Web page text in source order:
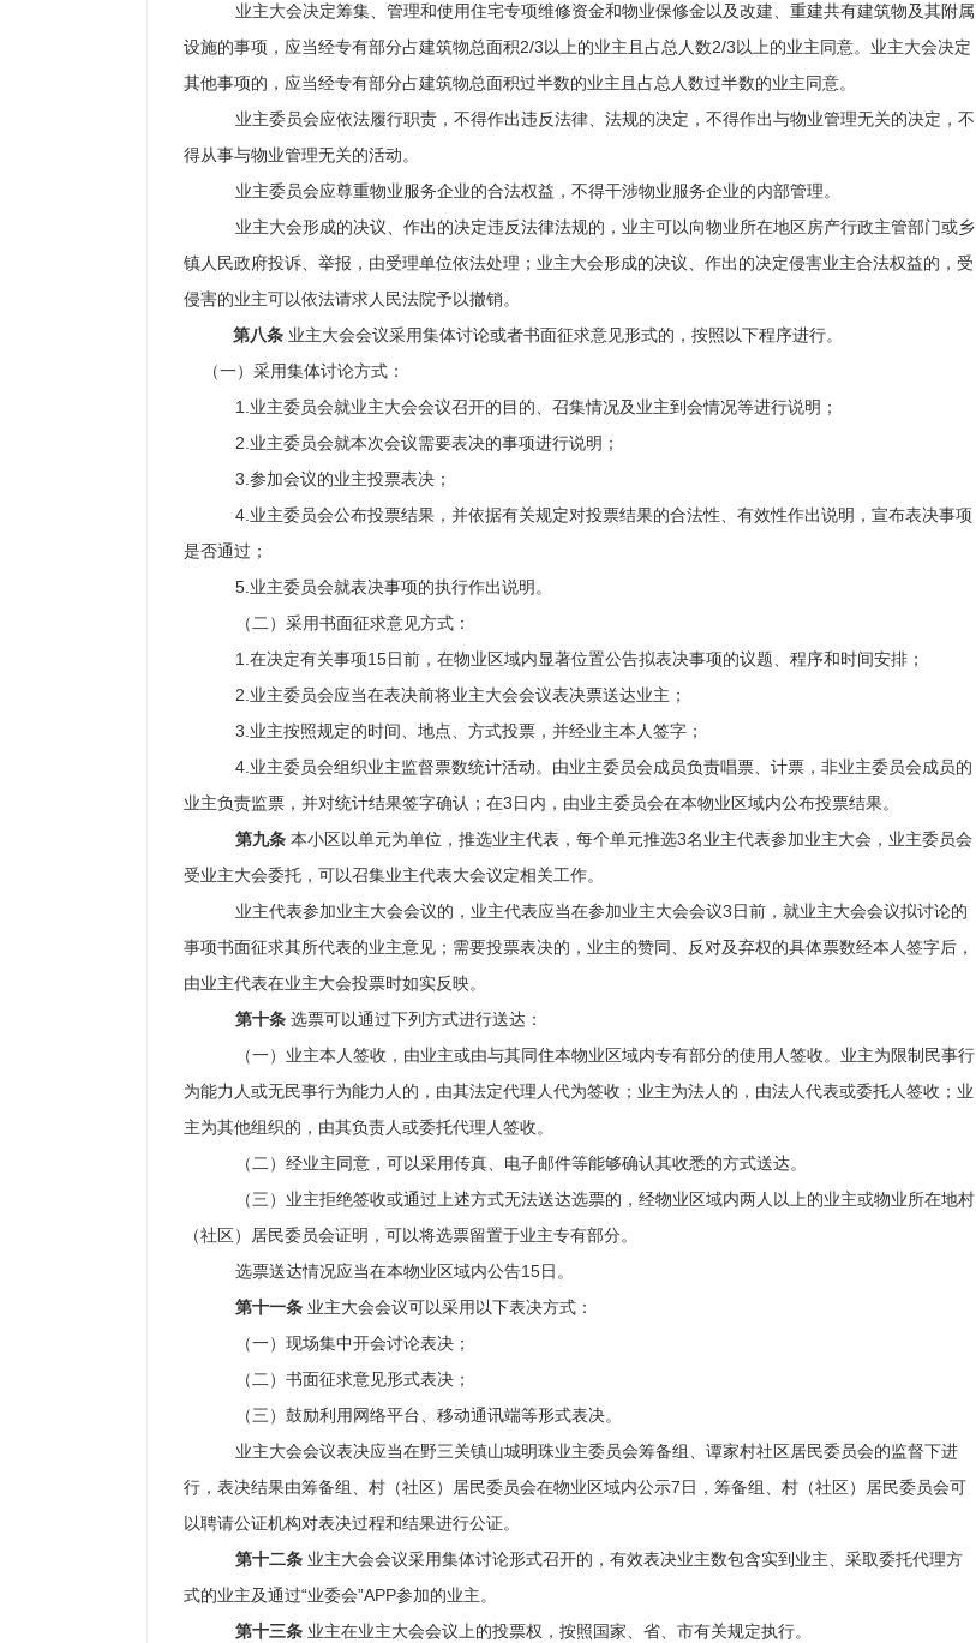
业主大会决定筹集、管理和使用住宅专项维修资金和物业保修金以及改建、重建共有建筑物及其附属
设施的事项，应当经专有部分占建筑物总面积2/3以上的业主且占总人数2/3以上的业主同意。业主大会决定
其他事项的，应当经专有部分占建筑物总面积过半数的业主且占总人数过半数的业主同意。
业主委员会应依法履行职责，不得作出违反法律、法规的决定，不得作出与物业管理无关的决定，不
得从事与物业管理无关的活动。
业主委员会应尊重物业服务企业的合法权益，不得干涉物业服务企业的内部管理。
业主大会形成的决议、作出的决定违反法律法规的，业主可以向物业所在地区房产行政主管部门或乡
镇人民政府投诉、举报，由受理单位依法处理；业主大会形成的决议、作出的决定侵害业主合法权益的，受
侵害的业主可以依法请求人民法院予以撤销。
第八条 业主大会会议采用集体讨论或者书面征求意见形式的，按照以下程序进行。
（一）采用集体讨论方式：
1.业主委员会就业主大会会议召开的目的、召集情况及业主到会情况等进行说明；
2.业主委员会就本次会议需要表决的事项进行说明；
3.参加会议的业主投票表决；
4.业主委员会公布投票结果，并依据有关规定对投票结果的合法性、有效性作出说明，宣布表决事项
是否通过；
5.业主委员会就表决事项的执行作出说明。
（二）采用书面征求意见方式：
1.在决定有关事项15日前，在物业区域内显著位置公告拟表决事项的议题、程序和时间安排；
2.业主委员会应当在表决前将业主大会会议表决票送达业主；
3.业主按照规定的时间、地点、方式投票，并经业主本人签字；
4.业主委员会组织业主监督票数统计活动。由业主委员会成员负责唱票、计票，非业主委员会成员的
业主负责监票，并对统计结果签字确认；在3日内，由业主委员会在本物业区域内公布投票结果。
第九条 本小区以单元为单位，推选业主代表， 每个单元推选3名业主代表参加业主大会，业主委员会
受业主大会委托，可以召集业主代表大会议定相关工作。
业主代表参加业主大会会议的，业主代表应当在参加业主大会会议3日前，就业主大会会议拟讨论的
事项书面征求其所代表的业主意见；需要投票表决的，业主的赞同、反对及弃权的具体票数经本人签字后，
由业主代表在业主大会投票时如实反映。
第十条 选票可以通过下列方式进行送达：
（一）业主本人签收，由业主或由与其同住本物业区域内专有部分的使用人签收。业主为限制民事行
为能力人或无民事行为能力人的，由其法定代理人代为签收；业主为法人的，由法人代表或委托人签收；业
主为其他组织的，由其负责人或委托代理人签收。
（二）经业主同意，可以采用传真、电子邮件等能够确认其收悉的方式送达。
（三）业主拒绝签收或通过上述方式无法送达选票的，经物业区域内两人以上的业主或物业所在地村
（社区）居民委员会证明，可以将选票留置于业主专有部分。
选票送达情况应当在本物业区域内公告15日。
第十一条 业主大会会议可以采用以下表决方式：
（一）现场集中开会讨论表决；
（二）书面征求意见形式表决；
（三）鼓励利用网络平台、移动通讯端等形式表决。
业主大会会议表决应当在野三关镇山城明珠业主委员会筹备组、谭家村社区居民委员会的监督下进
行，表决结果由筹备组、村（社区）居民委员会在物业区域内公示7日，筹备组、 村（社区）居民委员会可
以聘请公证机构对表决过程和结果进行公证。
第十二条 业主大会会议采用集体讨论形式召开的，有效表决业主数包含实到业主、采取委托代理方
式的业主及通过“业委会”APP参加的业主。
第十三条业主在业主大会会议上的投票权，按照国家、省、市有关规定执行。